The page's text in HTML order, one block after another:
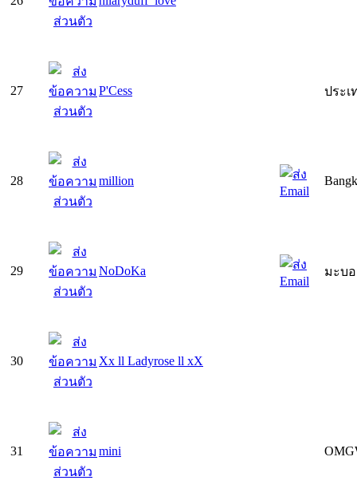
27 P'Cess ประ
28 million
29 NoDoKa มะบ
30 Xx ll Ladyrose ll xX
31 mini